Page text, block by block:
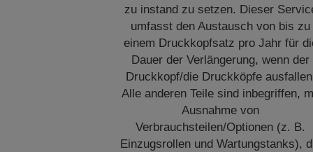
zu instand zu setzen. Dieser
umfasst den Austausch von bis zu
einem Druckkopfsatz pro Jahr für
Dauer der Verlängerung, wenn der
Druckkopf/die Druckköpfe
Alle anderen Teile sind inbegriffen,
Ausnahme von
Verbrauchsteilen/Optionen (z. B.
Einzugsrollen und Wartungstanks),